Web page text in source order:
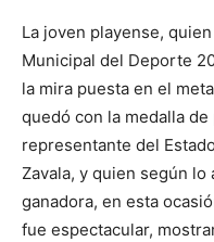
La joven playense,
Municipal del Deporte
la mira puesta en el
quedó con la medalla
representante del
Zavala, y quien según
ganadora, en esta
fue espectacular,